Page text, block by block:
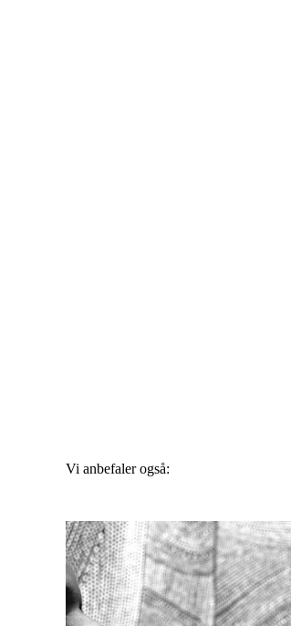
Vi anbefaler også: